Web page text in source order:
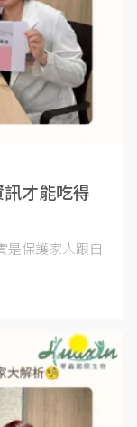
才能吃得
是保護家人跟自